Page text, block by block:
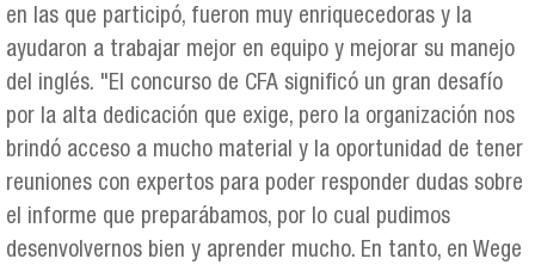
en las que participó, fueron muy enriquecedoras y la
ayudaron a trabajar mejor en equipo y mejorar su manejo
del inglés. "El concurso de CFA significó un gran desafío
por la alta dedicación que exige, pero la organización nos
brindó acceso a mucho material y la oportunidad de tener
reuniones con expertos para poder responder dudas sobre
el informe que preparábamos, por lo cual pudimos
desenvolvernos bien y aprender mucho. En tanto, en Wege